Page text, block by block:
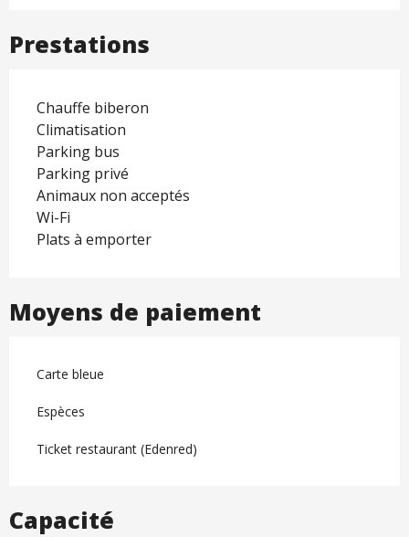
Prestations
Chauffe biberon
Climatisation
Parking bus
Parking privé
Animaux non acceptés
Wi-Fi
Plats à emporter
Moyens de paiement
Carte bleue
Espèces
Ticket restaurant (Edenred)
Capacité